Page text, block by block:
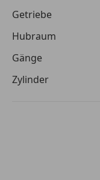
Getriebe
Hubraum
Gänge
Zylinder